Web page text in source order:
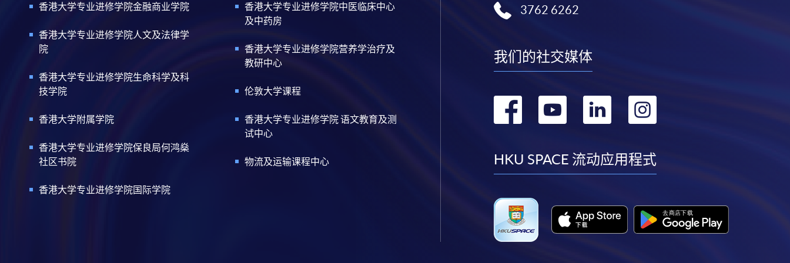
香港大学专业进修学院金融商业学院
香港大学专业进修学院人文及法律学
院
香港大学专业进修学院生命科学及科
技学院
香港大学附属学院
香港大学专业进修学院保良局何鸿燊
社区书院
香港大学专业进修学院国际学院
香港大学专业进修学院中医临床中心
及中药房
香港大学专业进修学院营养学治疗及
教研中心
伦敦大学课程
香港大学专业进修学院 语文教育及测
试中心
物流及运输课程中心
3762 6262
我们的社交媒体
转
facebook
转
youtube
转
linkedin
转
instagram
HKU SPACE 流动应用程式